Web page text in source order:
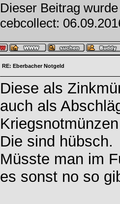
Dieser Beitrag
cebcollect:
RE: Eberbacher Notgeld
Diese als
auch als
Die sind hübsch.
Müsste man im
es sonst no so